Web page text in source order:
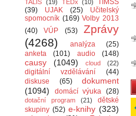
TALIS (19) TEDx (10)
TIMSS
(39)
UJAK (25)
Učitelský
spomocník (169) Volby 2013
(40)
VÚP (53)
Zprávy
(4268)
analýza
(25)
anketa
(101) audio (148)
causy (1049) cloud (22)
digitální vzdělávání
(44)
diskuse
(65)
dokument
(1094)
domácí výuka (28)
dotační program (21)
dětské
skupiny (52) e-knihy (323)